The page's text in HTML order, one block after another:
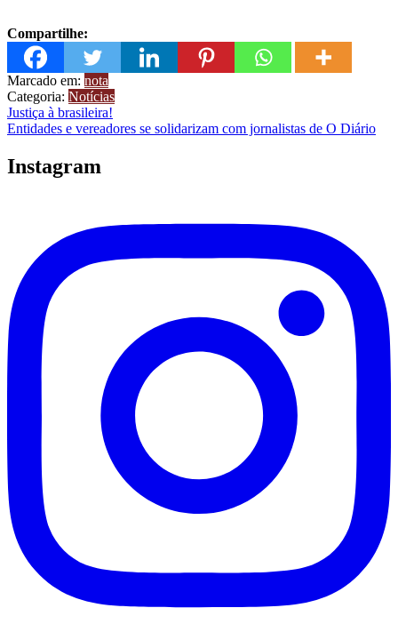
Compartilhe:
Marcado em: nota
Categoria: Notícias
Navegação
de
Post
Justiça à brasileira!
Entidades e vereadores se solidarizam com jornalistas de O Diário
Instagram